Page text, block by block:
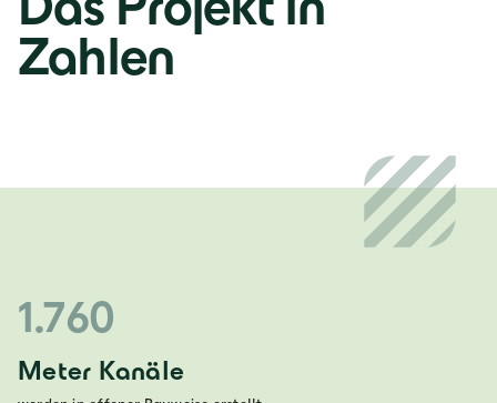
Zahlen
1.760
Meter Kanäle